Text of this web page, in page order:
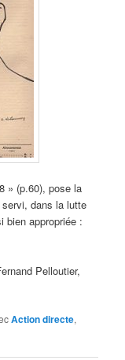
» (p.60), pose la
dans la lutte
bien appropriée :
Pelloutier,
Action directe,